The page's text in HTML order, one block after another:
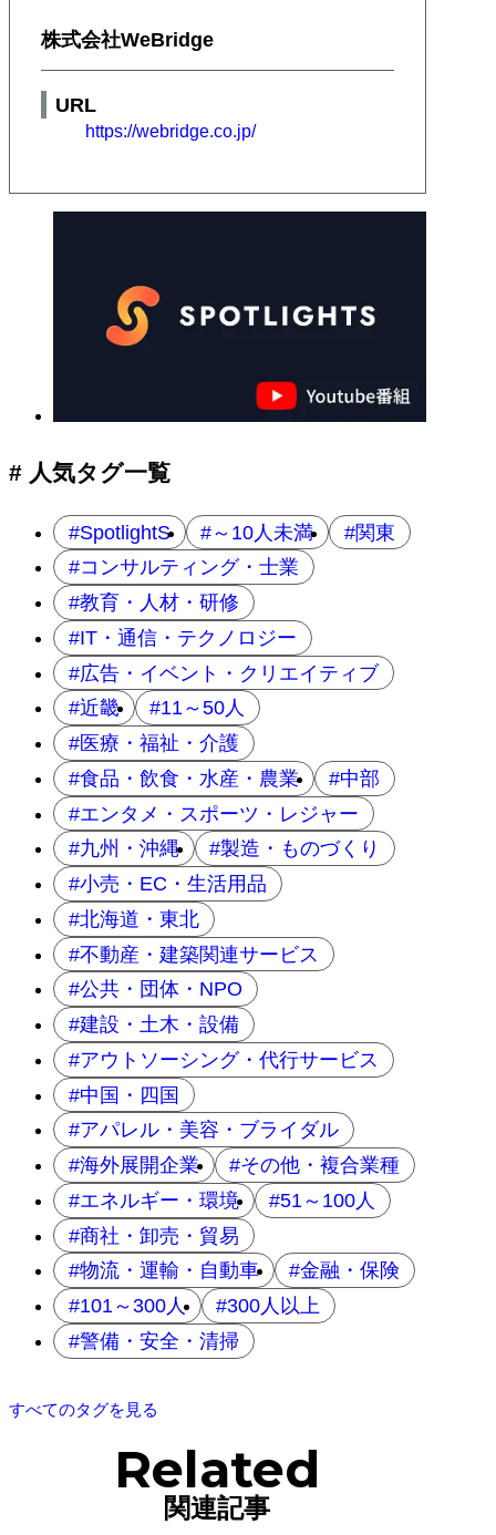
株式会社WeBridge
URL
https://webridge.co.jp/
# 人気タグ一覧
SpotlightS ～10人未満
関東
コンサルティング・士業
教育・人材・研修
IT・通信・テクノロジー
広告・イベント・クリエイティブ
近畿
11～50人
医療・福祉・介護
食品・飲食・水産・農業
中部
エンタメ・スポーツ・レジャー
九州・沖縄
製造・ものづくり
小売・EC・生活用品
北海道・東北
不動産・建築関連サービス
公共・団体・NPO
建設・土木・設備
アウトソーシング・代行サービス
中国・四国
アパレル・美容・ブライダル
海外展開企業
その他・複合業種
エネルギー・環境
51～100人
商社・卸売・貿易
物流・運輸・自動車
金融・保険
101～300人
300人以上
警備・安全・清掃
すべてのタグを見る
Related
関連記事